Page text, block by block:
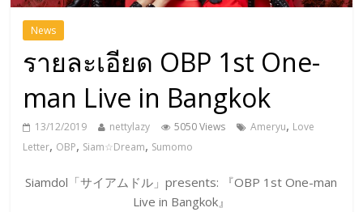
News
รายละเอียด OBP 1st One-
man Live in Bangkok
13/12/2019 nettylazy 5050 Views Ameryu, Love
Letter, OBP, Siam☆Dream, Sumomo
Siamdol「サイアムドル」presents: 『OBP 1st One-man
Live in Bangkok』